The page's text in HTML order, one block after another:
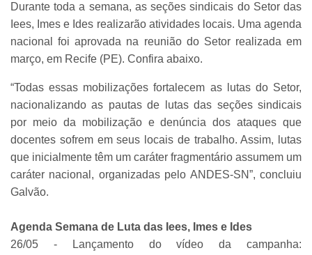
Durante toda a semana, as seções sindicais do Setor das
Iees, Imes e Ides realizarão atividades locais. Uma agenda
nacional foi aprovada na reunião do Setor realizada em
março, em Recife (PE). Confira abaixo.
“Todas essas mobilizações fortalecem as lutas do Setor,
nacionalizando as pautas de lutas das seções sindicais
por meio da mobilização e denúncia dos ataques que
docentes sofrem em seus locais de trabalho. Assim, lutas
que inicialmente têm um caráter fragmentário assumem um
caráter nacional, organizadas pelo ANDES-SN”, concluiu
Galvão.
Agenda Semana de Luta das Iees, Imes e Ides
26/05 - Lançamento do vídeo da campanha: